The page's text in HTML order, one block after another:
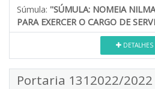
Súmula: ''SÚMULA: NOMEIA
PARA EXERCER O CARGO DE
DETALHES
Portaria 1312022/2022